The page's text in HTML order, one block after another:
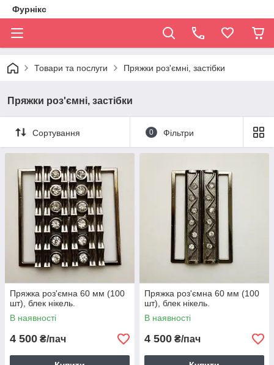
Фурнікс
Товари та послуги Пряжки роз'ємні, застібки
Пряжки роз'ємні, застібки
Сортування 0 Фільтри
Пряжка роз'ємна 60 мм (100
шт), блек нікель.
В наявності
4 500 ₴/пач
Пряжка роз'ємна 60 мм (100
шт), блек нікель.
В наявності
4 500 ₴/пач